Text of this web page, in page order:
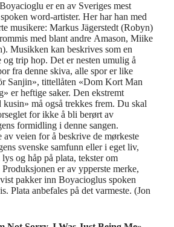
Boyacioglu eren av Sveriges mest
spoken word-artister. Her har han med
musikere: Markus Jägerstedt (Robyn)
med blant andre Amason, Miike
). Musikken kan beskrives som en
og trip hop. Det ernesten umulig å
fra denne skiva, alle spor erlike
Sanjin», tittellåten «Dom Kort Man
» er heftige saker. Den ekstremt
kusin» må også trekkes frem. Du skal
for ikke å bli berørt av
formidling i denne sangen.
av veien for å beskrive de mørkeste
svenske samfunn elleri eget liv,
lys og håp på plata, tekster om
Produksjonen er av ypperste merke,
pakkerinn Boyacioglus spoken
Plata anbefales på det varmeste. (Jon